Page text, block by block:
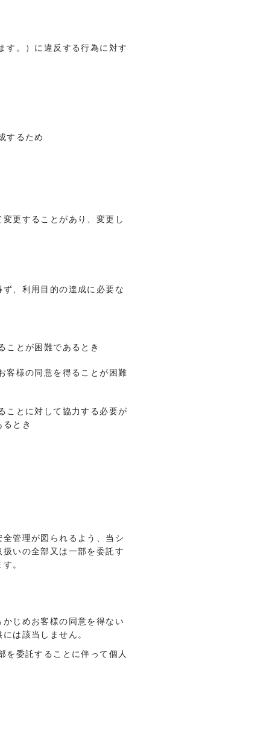
す。）に違反する行為に対す
するため
更することがあり、変更し
、利用目的の達成に必要な
ことが困難であるとき
客様の同意を得ることが困難
ことに対して協力する必要が
とき
管理が図られるよう、当シ
いの全部又は一部を委託す
。
じめお客様の同意を得ない
は該当しません。
を委託することに伴って個人